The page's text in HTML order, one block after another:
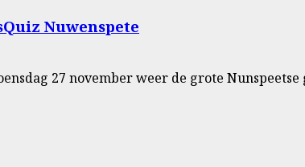
Nuwenspete
27 november weer de grote